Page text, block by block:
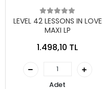
LEVEL 42 LESSONS IN LOVE
MAXI LP
1.498,10 TL
Adet